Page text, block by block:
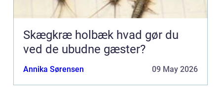
Skægkræ holbæk hvad gør du
ved de ubudne gæster?
Annika Sørensen 09 May 2026